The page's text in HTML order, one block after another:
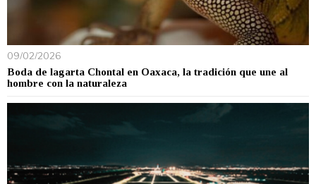
09/02/2026
Boda de lagarta Chontal en Oaxaca, la tradición que une al
hombre con la naturaleza